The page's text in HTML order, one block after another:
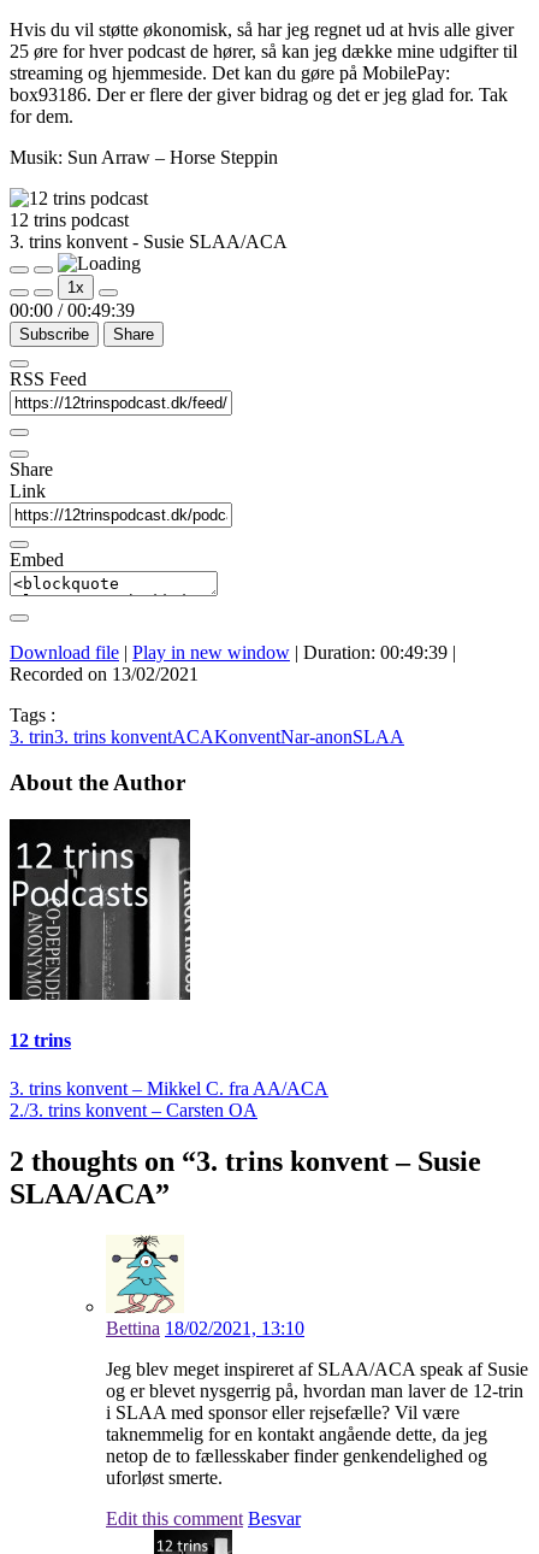
Hvis du vil støtte økonomisk, så har jeg regnet ud at hvis alle giver
25 øre for hver podcast de hører, så kan jeg dække mine udgifter til
streaming og hjemmeside. Det kan du gøre på MobilePay:
box93186. Der er flere der giver bidrag og det er jeg glad for. Tak
for dem.
Musik: Sun Arraw – Horse Steppin
12 trins podcast
3. trins konvent - Susie SLAA/ACA
Play
Episode
Pause
Episode
1x
00:00 / 00:49:39
Subscribe Share
RSS Feed
Share
Link
Embed
Download file | Play in new window | Duration: 00:49:39 |
Recorded on 13/02/2021
Tags :
3. trin3. trins konventACAKonventNar-anonSLAA
About the Author
12 trins
Indlægsnavigation
3. trins konvent – Mikkel C. fra AA/ACA
2./3. trins konvent – Carsten OA
2 thoughts on “3. trins konvent – Susie
SLAA/ACA”
Bettina 18/02/2021, 13:10
Jeg blev meget inspireret af SLAA/ACA speak af Susie
og er blevet nysgerrig på, hvordan man laver de 12-trin
i SLAA med sponsor eller rejsefælle? Vil være
taknemmelig for en kontakt angående dette, da jeg
netop de to fællesskaber finder genkendelighed og
uforløst smerte.
Edit this comment Besvar